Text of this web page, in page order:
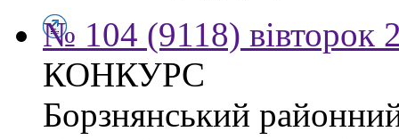
№ 104 (9118) вівторок
КОНКУРС
Борзнянський